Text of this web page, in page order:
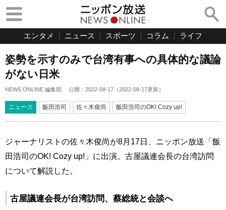
エンタメ ニュース スポーツ コラム ライフ
姿勢を示すのみで台湾有事への具体的な議論
がない日米
NEWS ONLINE 編集部 公開： 2022-08-17 （2022-08-17更新）
ニュース 飯田浩司 佐々木俊尚 飯田浩司のOK! Cozy up!
ジャーナリストの佐々木俊尚が8月17日、ニッポン放送「飯
田浩司のOK! Cozy up!」に出演。古屋議連会長の台湾訪問
について解説した。
古屋議連会長が台湾訪問、蔡総統と会談へ